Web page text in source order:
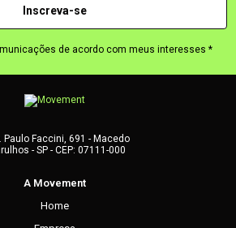
de acordo com meus interesses *
Paulo Faccini, 691 - Macedo
- SP - CEP: 07111-000
A Movement
Home